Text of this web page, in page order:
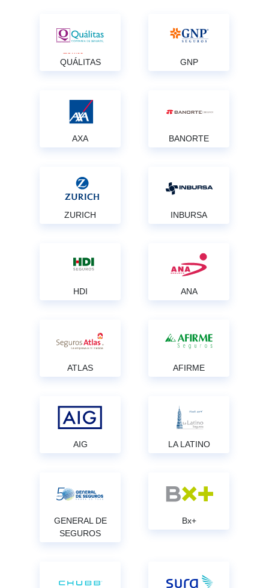
QUÁLITAS GNP
AXA BANORTE
ZURICH INBURSA
HDI ANA
ATLAS AFIRME
AIG LA LATINO
GENERAL DE
SEGUROS
Bx+